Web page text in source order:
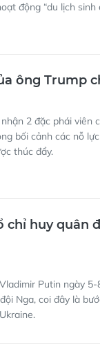
động “du lịch sinh
ông Trump
2 đặc phái viên
bối cảnh các nỗ
thúc đẩy.
chỉ huy quân
Putin ngày
Nga, coi đây là